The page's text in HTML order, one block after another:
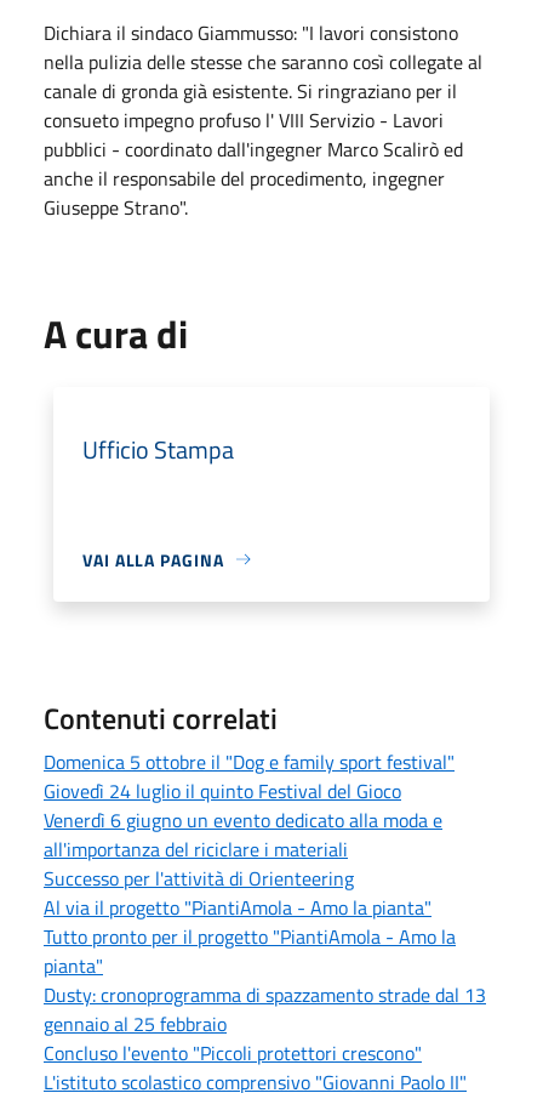
Dichiara il sindaco Giammusso: "I lavori consistono
nella pulizia delle stesse che saranno così collegate al
canale di gronda già esistente. Si ringraziano per il
consueto impegno profuso l' VIII Servizio - Lavori
pubblici - coordinato dall'ingegner Marco Scalirò ed
anche il responsabile del procedimento, ingegner
Giuseppe Strano".
A cura di
Ufficio Stampa
VAI ALLA PAGINA
Contenuti correlati
Domenica 5 ottobre il "Dog e family sport festival"
Giovedì 24 luglio il quinto Festival del Gioco
Venerdì 6 giugno un evento dedicato alla moda e
all'importanza del riciclare i materiali
Successo per l'attività di Orienteering
Al via il progetto "PiantiAmola - Amo la pianta"
Tutto pronto per il progetto "PiantiAmola - Amo la
pianta"
Dusty: cronoprogramma di spazzamento strade dal 13
gennaio al 25 febbraio
Concluso l'evento "Piccoli protettori crescono"
L'istituto scolastico comprensivo "Giovanni Paolo II"